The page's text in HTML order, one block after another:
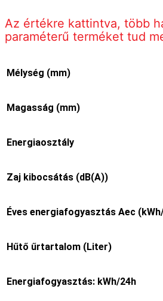
Az értékre kattintva, több
paraméterű terméket tud
Mélység (mm)
Magasság (mm)
Energiaosztály
Zaj kibocsátás (dB(A))
Éves energiafogyasztás Aec
Hűtő űrtartalom (Liter)
Energiafogyasztás: kWh/24h